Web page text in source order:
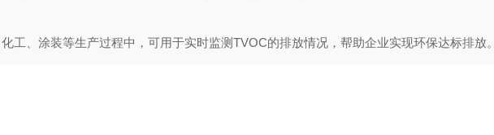
、涂装等生产过程中，可用于实时监测TVOC的排放情况，帮助企业实现环保达标排放